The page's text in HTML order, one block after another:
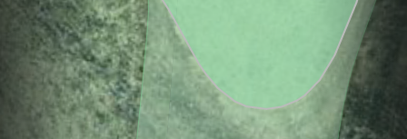
Hole Green